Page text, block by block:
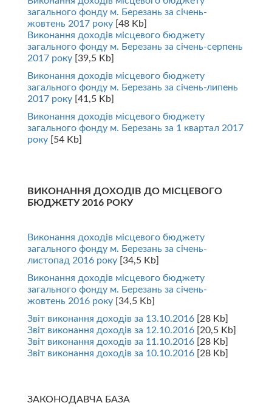
загального фонду м. Березань за січень-
жовтень 2017 року [48 Kb]
Виконання доходів місцевого бюджету
загального фонду м. Березань за січень-серпень
2017 року [39,5 Kb]
Виконання доходів місцевого бюджету
загального фонду м. Березань за січень-липень
2017 року [41,5 Kb]
Виконання доходів місцевого бюджету
загального фонду м. Березань за 1 квартал 2017
року [54 Kb]
ВИКОНАННЯ ДОХОДІВ ДО МІСЦЕВОГО
БЮДЖЕТУ 2016 РОКУ
Виконання доходів місцевого бюджету
загального фонду м. Березань за січень-
листопад 2016 року [34,5 Kb]
Виконання доходів місцевого бюджету
загального фонду м. Березань за січень-
жовтень 2016 року [34,5 Kb]
Звіт виконання доходів за 13.10.2016 [28 Kb]
Звіт виконання доходів за 12.10.2016 [20,5 Kb]
Звіт виконання доходів за 11.10.2016 [28 Kb]
Звіт виконання доходів за 10.10.2016 [28 Kb]
ЗАКОНОДАВЧА БАЗА